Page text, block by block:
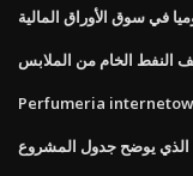
في سوق الأوراق المالية
النفط الخام من الملابس
يوضح جدول المشروع